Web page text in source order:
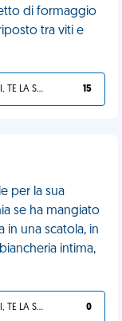
di formaggio
tra viti e
SVEGLIATI, TE LA SEI CERCATA! 15
per la sua
se ha mangiato
in una scatola, in
intima,
SVEGLIATI, TE LA SEI CERCATA! 0